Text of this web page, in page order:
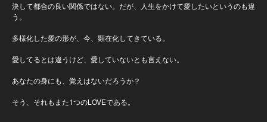
決して都合の良い関係ではない。だが、人生をかけて愛したいというのも違
う。
多様化した愛の形が、今、顕在化してきている。
愛してるとは違うけど、愛していないとも言えない。
あなたの身にも、覚えはないだろうか？
そう、それもまた1つのLOVEである。